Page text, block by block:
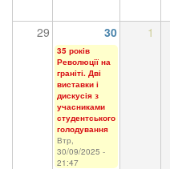
29 30 1
35 років
Революції на
граніті. Дві
виставки і
дискусія з
учасниками
студентського
голодування
Втр,
30/09/2025 -
21:47